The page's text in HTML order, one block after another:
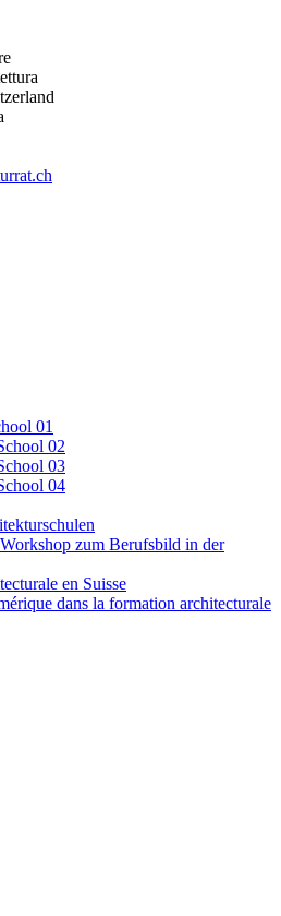
01
02
03
04
zum Berufsbild in der
en Suisse
dans la formation architecturale